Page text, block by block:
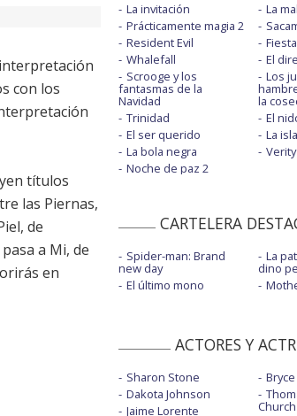
con los
títulos
las Piernas,
de
a Mi, de
en
La invitación
Prácticamente magia 2
Resident Evil
Whalefall
Scrooge y los
fantasmas de la
Navidad
Trinidad
El ser querido
La bola negra
Noche de paz 2
La
El
Los
la
El
La
Verity
CARTELERA
Spider-man: Brand
new day
El último mono
La
dino
ACTORES Y
Sharon Stone
Dakota Johnson
Jaime Lorente
Church